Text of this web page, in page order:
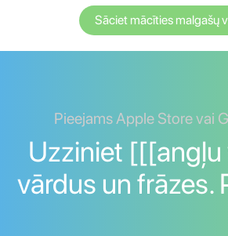
Sāciet mācīties malgašų
Pieejams Apple Store vai
Uzziniet
vārdus un frāzes.